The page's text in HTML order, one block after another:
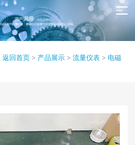
返回首页 > 产品展示> 流量仪表 > 电磁